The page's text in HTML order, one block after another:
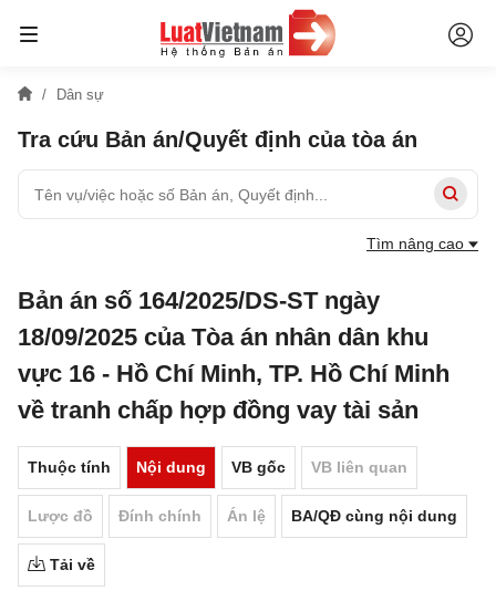
Dân sự
Tra cứu Bản án/Quyết định của tòa án
Tìm nâng cao
Bản án số 164/2025/DS-ST ngày
18/09/2025 của Tòa án nhân dân khu
vực 16 - Hồ Chí Minh, TP. Hồ Chí Minh
về tranh chấp hợp đồng vay tài sản
Thuộc tính Nội dung VB gốc VB liên quan
Lược đồ Đính chính Án lệ BA/QĐ cùng nội dung
Tải về